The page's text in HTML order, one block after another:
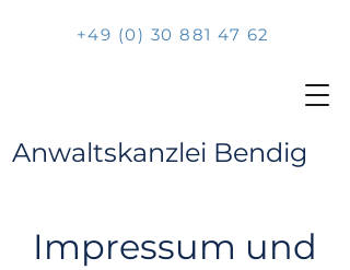
Anwaltskanzlei Bendig
+49 (0) 30 881 47 62
Impressum und